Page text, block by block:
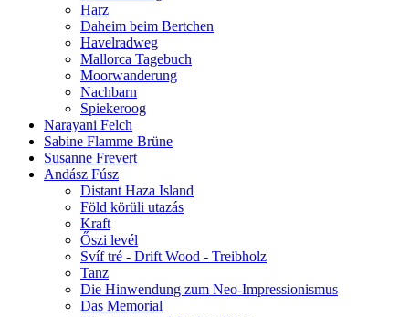
Harz
Daheim beim Bertchen
Havelradweg
Mallorca Tagebuch
Moorwanderung
Nachbarn
Spiekeroog
Narayani Felch
Sabine Flamme Brüne
Susanne Frevert
Andász Fúsz
Distant Haza Island
Föld körüli utazás
Kraft
Őszi levél
Svíf tré - Drift Wood - Treibholz
Tanz
Die Hinwendung zum Neo-Impressionismus
Das Memorial